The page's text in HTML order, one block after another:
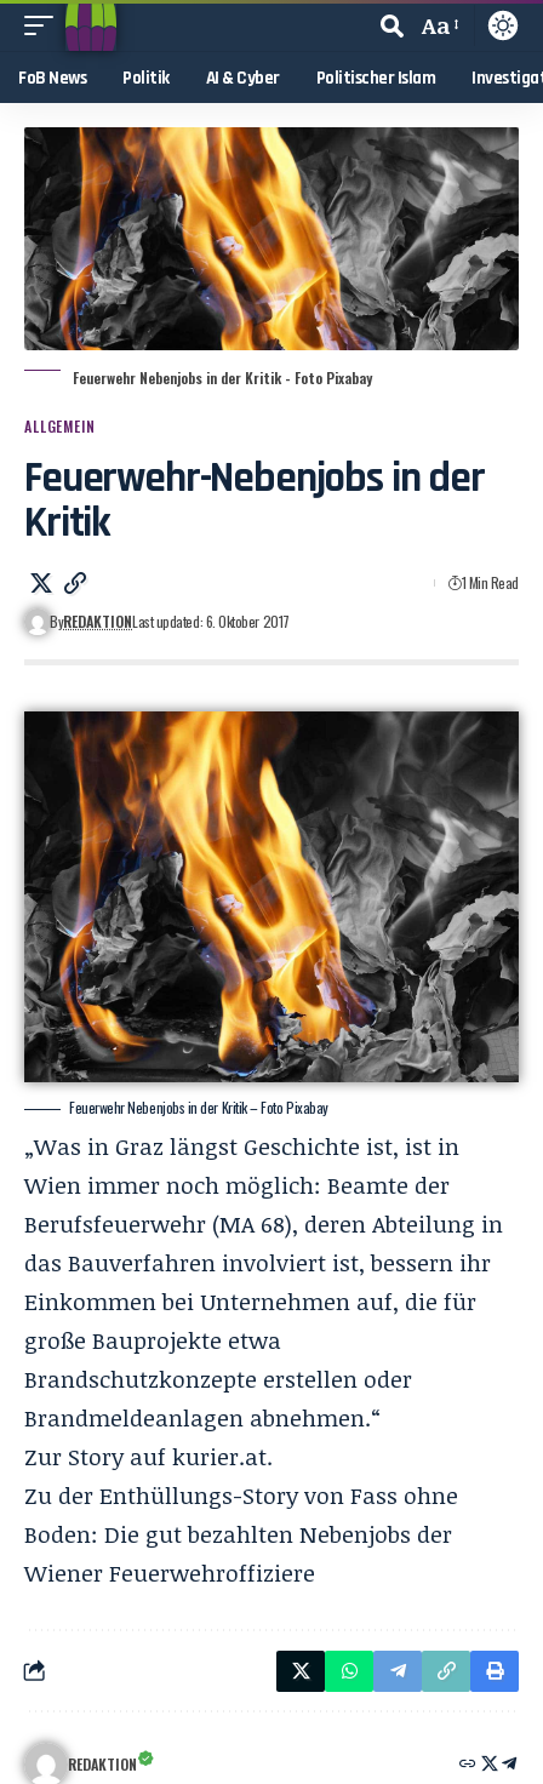
Aa
FoB News Politik AI & Cyber Politischer Islam
Feuerwehr Nebenjobs in der Kritik - Foto Pixabay
ALLGEMEIN
Feuerwehr-Nebenjobs in der
Kritik
ByREDAKTIONLast updated: 6. Oktober 2017
1 Min Read
Feuerwehr Nebenjobs in der Kritik – Foto Pixabay
„Was in Graz längst Geschichte ist, ist in
Wien immer noch möglich: Beamte der
Berufsfeuerwehr (MA 68), deren Abteilung in
das Bauverfahren involviert ist, bessern ihr
Einkommen bei Unternehmen auf, die für
große Bauprojekte etwa
Brandschutzkonzepte erstellen oder
Brandmeldeanlagen abnehmen.“
Zur Story aufkurier.at.
Zu der Enthüllungs-Story von Fass ohne
Boden: Die gut bezahlten Nebenjobs der
Wiener Feuerwehroffiziere
REDAKTION